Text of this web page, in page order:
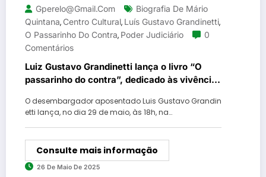
Gperelo@gmail.com
Biografia De Mário
Quintana, Centro Cultural, Luís Gustavo Grandinetti,
O Passarinho Do Contra, Poder Judiciário
0
Comentários
Luiz Gustavo Grandinetti lança o livro “O
passarinho do contra”, dedicado às vivências
O desembargador aposentado Luis Gustavo Grandin
etti lança, no dia 29 de maio, às 18h, na…
Consulte mais informação
26 De Maio De 2025